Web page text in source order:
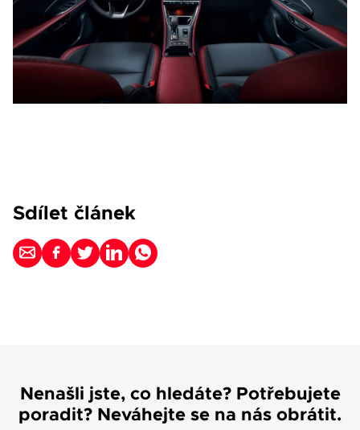
Sdílet článek
Nenašli jste, co hledáte? Potřebujete
poradit? Neváhejte se na nás obrátit.